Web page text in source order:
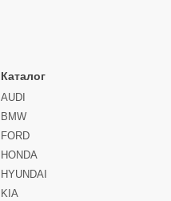
Каталог
AUDI
BMW
FORD
HONDA
HYUNDAI
KIA